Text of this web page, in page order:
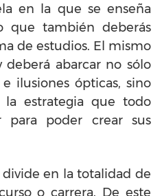
en la que se enseña
que también deberás
de estudios. El mismo
abarcar no sólo
ilusiones ópticas, sino
la estrategia que todo
para poder crear sus
en la totalidad de
o carrera. De este